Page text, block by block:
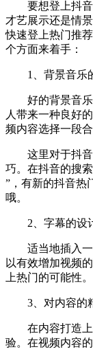
要想登上抖音
才艺展示还是情
快速登上热门推
个方面来着手：
1、背景音乐
好的背景音乐
人带来一种良好
频内容选择一段
这里对于抖音
巧。在抖音的搜
”，有新的抖音热
哦。
2、字幕的设
适当地插入一
以有效增加视频
上热门的可能性。
3、对内容的
在内容打造上
验。在视频内容